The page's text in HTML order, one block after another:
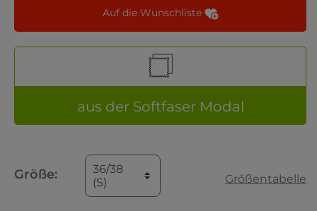
Auf die Wunschliste
aus der Softfaser Modal
Größe:
36/38
(S)
Größentabelle